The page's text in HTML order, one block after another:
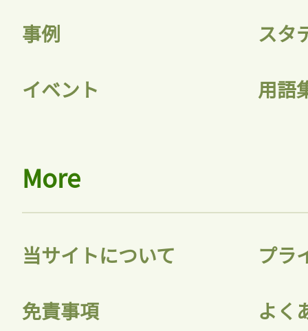
記事をお気に入りに
会員登録
事例 スタ
イベント 用語
More
当サイトについて プラ
免責事項 よく